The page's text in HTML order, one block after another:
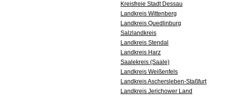
Kreisfreie Stadt Dessau
Landkreis Wittenberg
Landkreis Quedlinburg
Salzlandkreis
Landkreis Stendal
Landkreis Harz
Saalekreis (Saale)
Landkreis Weißenfels
Landkreis Aschersleben-Staßfurt
Landkreis Jerichower Land